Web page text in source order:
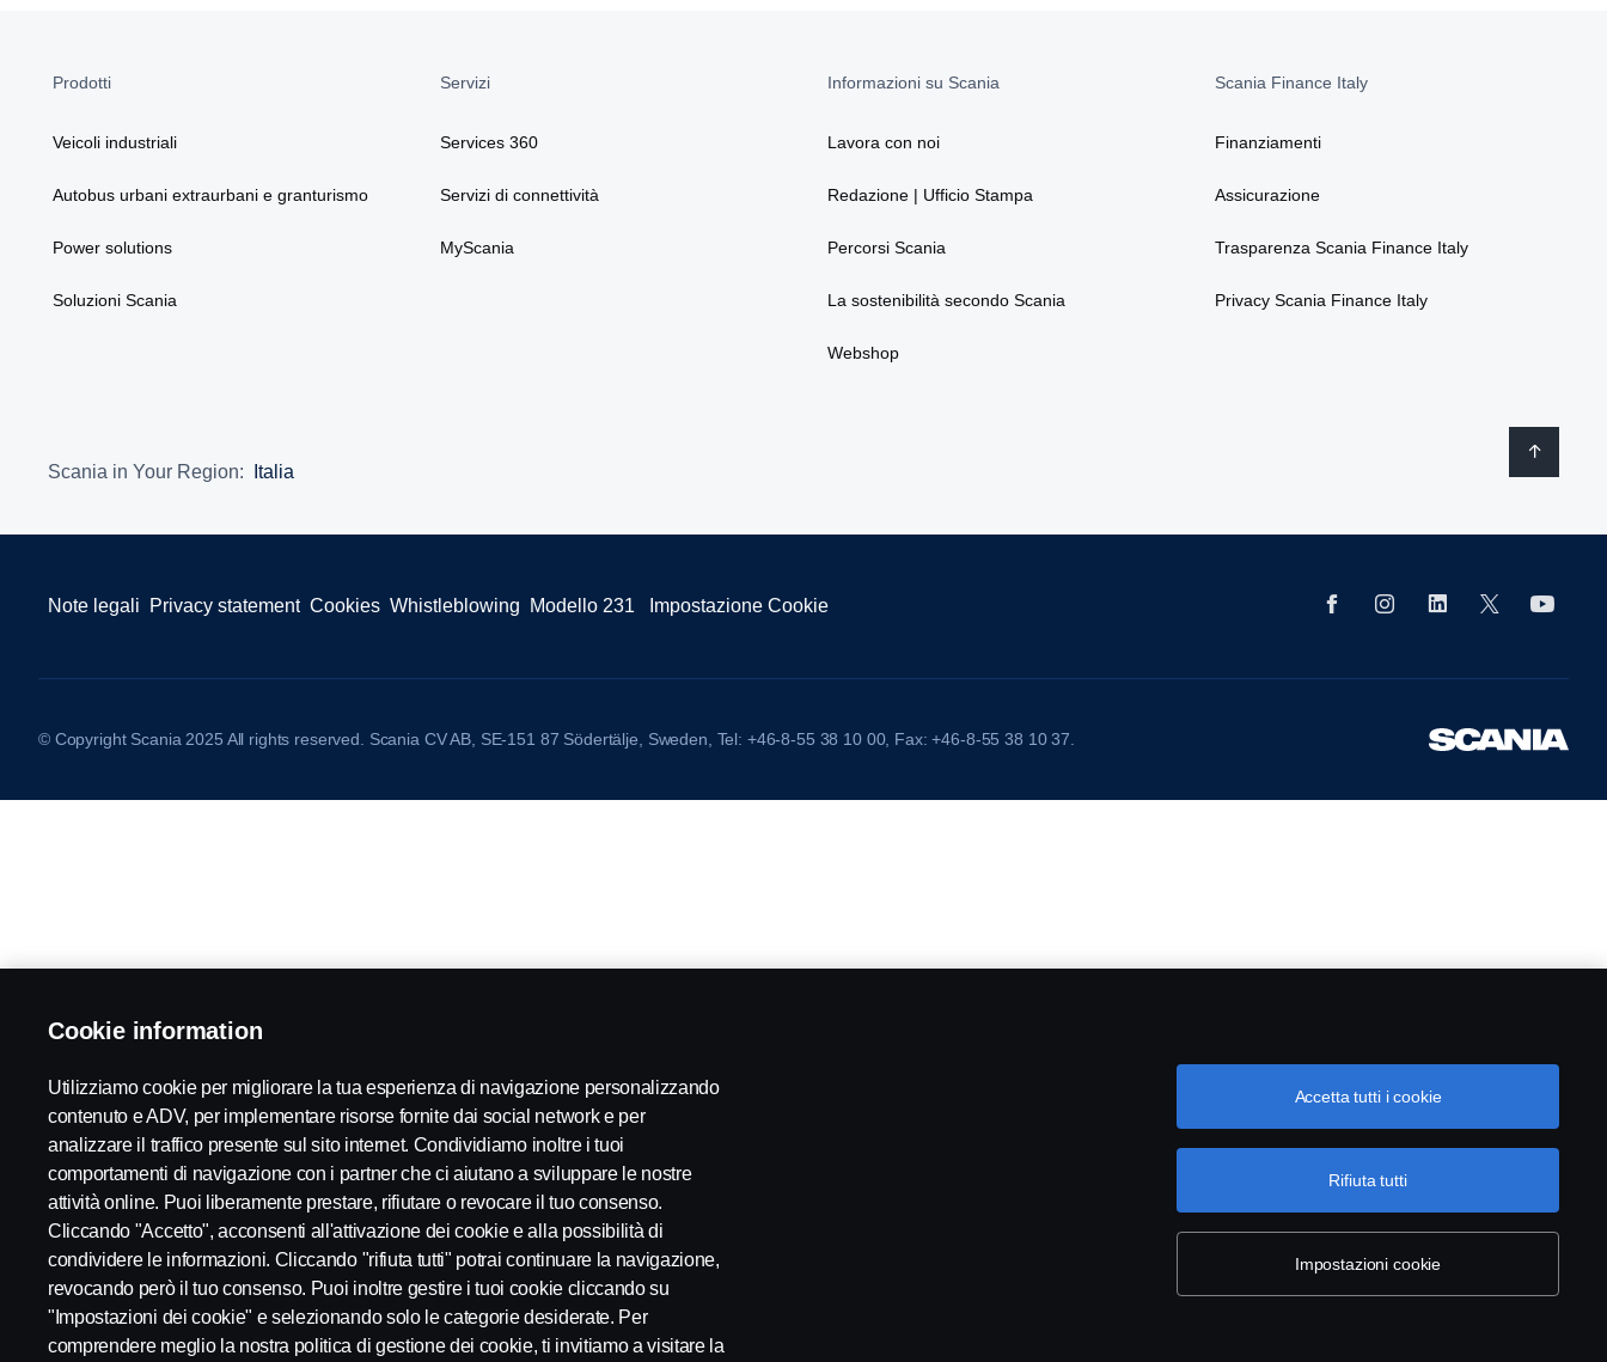
Prodotti
Veicoli industriali
Autobus urbani extraurbani e granturismo
Power solutions
Soluzioni Scania
Servizi
Services 360
Servizi di connettività
MyScania
Informazioni su Scania
Lavora con noi
Redazione | Ufficio Stampa
Percorsi Scania
La sostenibilità secondo Scania
Webshop
Scania Finance Italy
Finanziamenti
Assicurazione
Trasparenza Scania Finance Italy
Privacy Scania Finance Italy
Scania in Your Region: Italia
Note legali Privacy statement Cookies Whistleblowing Modello 231 Impostazione Cookie
© Copyright Scania 2025 All rights reserved. Scania CV AB, SE-151 87 Södertälje, Sweden, Tel: +46-8-55 38 10 00, Fax: +46-8-55 38 10 37.
Cookie information
Utilizziamo cookie per migliorare la tua esperienza di navigazione personalizzando
contenuto e ADV, per implementare risorse fornite dai social network e per
analizzare il traffico presente sul sito internet. Condividiamo inoltre i tuoi
comportamenti di navigazione con i partner che ci aiutano a sviluppare le nostre
attività online. Puoi liberamente prestare, rifiutare o revocare il tuo consenso.
Cliccando "Accetto", acconsenti all'attivazione dei cookie e alla possibilità di
condividere le informazioni. Cliccando "rifiuta tutti" potrai continuare la navigazione,
revocando però il tuo consenso. Puoi inoltre gestire i tuoi cookie cliccando su
"Impostazioni dei cookie" e selezionando solo le categorie desiderate. Per
comprendere meglio la nostra politica di gestione dei cookie, ti invitiamo a visitare la
Impostazioni cookie
Rifiuta tutti
Accetta tutti i cookie